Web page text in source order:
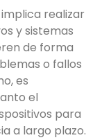
implica realizar
y sistemas
de forma
o fallos
es
el
para
a largo plazo.